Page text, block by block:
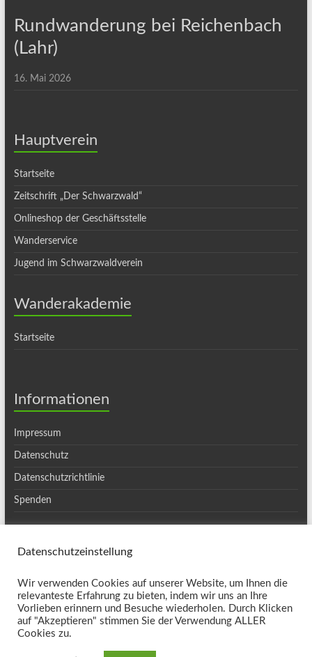
Rundwanderung bei Reichenbach
(Lahr)
16. Mai 2026
Hauptverein
Startseite
Zeitschrift „Der Schwarzwald“
Onlineshop der Geschäftsstelle
Wanderservice
Jugend im Schwarzwaldverein
Wanderakademie
Startseite
Informationen
Impressum
Datenschutz
Datenschutzrichtlinie
Spenden
Spacious von ThemeGrill. Präsentiert von:WordPress.
Kontakt
Datenschutzeinstellung
Wir verwenden Cookies auf unserer Website, um Ihnen die
relevanteste Erfahrung zu bieten, indem wir uns an Ihre
Vorlieben erinnern und Besuche wiederholen. Durch Klicken
auf "Akzeptieren" stimmen Sie der Verwendung ALLER
Cookies zu.